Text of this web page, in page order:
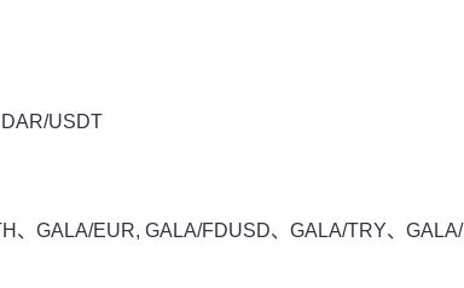
USDT
、GALA/EUR, GALA/FDUSD、GALA/TRY、